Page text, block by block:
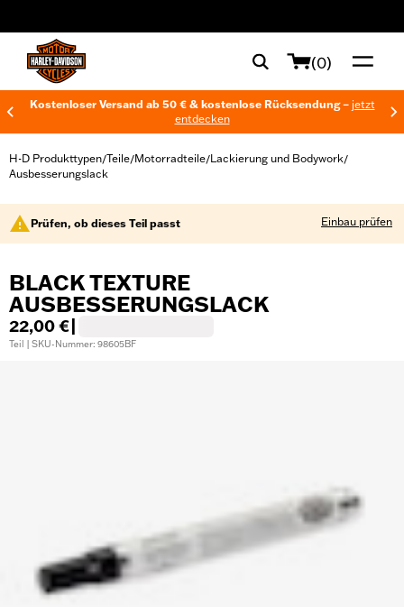
(0)
Kostenloser Versand ab 50 € & kostenlose Rücksendung – jetzt
entdecken
H-D Produkttypen/Teile/Motorradteile/Lackierung und Bodywork/
Ausbesserungslack
Prüfen, ob dieses Teil passt Einbau prüfen
BLACK TEXTURE
AUSBESSERUNGSLACK
22,00 €
Teil | SKU-Nummer: 98605BF